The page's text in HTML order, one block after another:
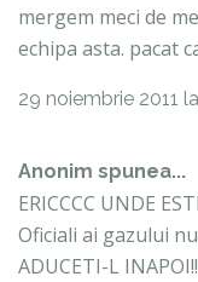
mergem meci de
echipa asta. pacat
29 noiembrie 2011 la
Anonim spunea...
ERICCCC UNDE
Oficiali ai gazului
ADUCETI-L